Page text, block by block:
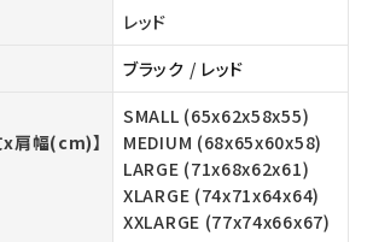
レッド
ブラック / レッド
肩幅(cm)】
SMALL (65x62x58x55)
MEDIUM (68x65x60x58)
LARGE (71x68x62x61)
XLARGE (74x71x64x64)
XXLARGE (77x74x66x67)